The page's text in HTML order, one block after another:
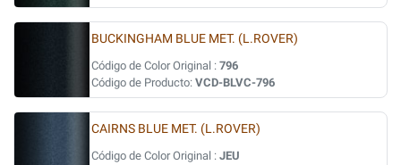
BUCKINGHAM BLUE MET. (L.ROVER)
Código de Color Original : 796
Código de Producto: VCD-BLVC-796
CAIRNS BLUE MET. (L.ROVER)
Código de Color Original : JEU